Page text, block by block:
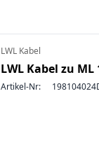
LWL Kabel
LWL Kabel zu
Artikel-Nr: